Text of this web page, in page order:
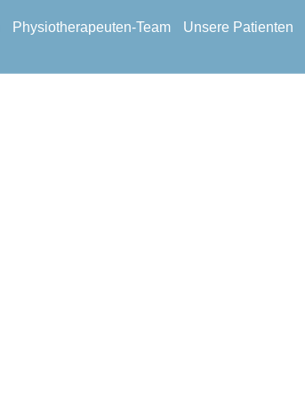
Physiotherapeuten-Team Unsere Patienten